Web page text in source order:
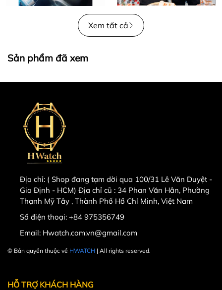
Xem tất cả
Sản phẩm đã xem
Địa chỉ: ( Shop đang tạm dời qua 100/31 Lê Văn Duyệt -
Gia Định - HCM) Địa chỉ cũ : 34 Phan Văn Hân, Phường
Thạnh Mỹ Tây , Thành Phố Hồ Chí Minh, Việt Nam
Số điện thoại: +84 975356749
Email: Hwatch.com.vn@gmail.com
© Bản quyền thuộc về HWATCH | All rights reserved.
HỖ TRỢ KHÁCH HÀNG